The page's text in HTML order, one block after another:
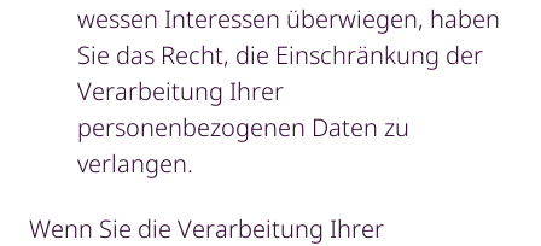
wessen Interessen überwiegen, haben
Sie das Recht, die Einschränkung der
Verarbeitung Ihrer
personenbezogenen Daten zu
verlangen.
Wenn Sie die Verarbeitung Ihrer